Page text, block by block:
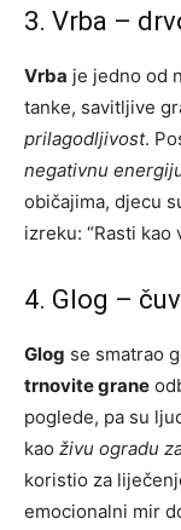
3. Vrba –
Vrba je jedno od
tanke, savitljive
prilagodljivost.
negativnu
običajima, djecu
izreku: “Rasti kao
4. Glog –
Glog se smatrao
trnovite grane
poglede, pa su
kao živu ogradu
koristio za
emocionalni mir